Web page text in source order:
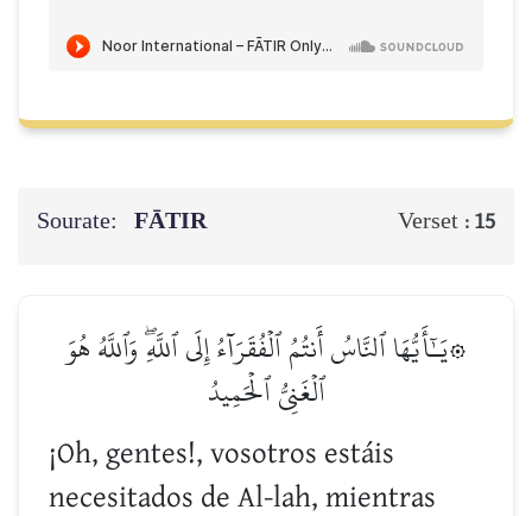
Sourate: FĀTIR Verset : 15
۞يَـٰٓأَيُّهَا ٱلنَّاسُ أَنتُمُ ٱلۡفُقَرَآءُ إِلَى ٱللَّهِۖ وَٱللَّهُ هُوَ
ٱلۡغَنِيُّ ٱلۡحَمِيدُ
¡Oh, gentes!, vosotros estáis
necesitados de Al-lah, mientras